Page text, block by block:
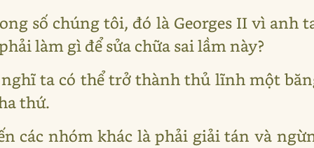
số chúng tôi, đó là Georges II vì anh
làm gì để sửa chữa sai lầm này?
nghĩ ta có thể trở thành thủ lĩnh một
thứ.
các nhóm khác là phải giải tán và